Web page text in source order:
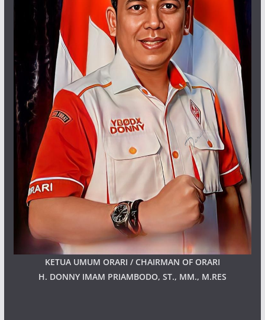
KETUA UMUM ORARI / CHAIRMAN OF ORARI
H. DONNY IMAM PRIAMBODO, ST., MM., M.RES